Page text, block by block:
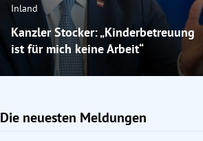
Inland
Kanzler Stocker: „Kinderbetreuung
ist für mich keine Arbeit“
Die neuesten Meldungen